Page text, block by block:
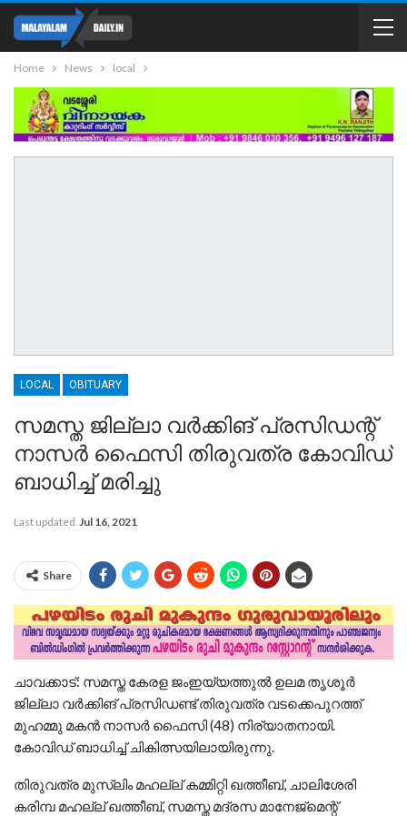
Home News local
LOCAL OBITUARY
സമസ്ത ജില്ലാ വര്‍ക്കിങ് പ്രസിഡന്റ്
നാസര്‍ ഫൈസി തിരുവത്ര കോവിഡ്
ബാധിച്ച് മരിച്ചു
Last updated Jul 16, 2021
Share
ചാവക്കാട്: സമസ്ത കേരള ജംഇയ്യത്തുൽ ഉലമ തൃശൂർ
ജില്ലാ വർക്കിങ് പ്രസിഡണ്ട്‌ തിരുവത്ര വടക്കെപുറത്ത്
മുഹമ്മു മകൻ നാസർ ഫൈസി (48) നിര്യാതനായി.
കോവിഡ് ബാധിച്ച് ചികിത്സയിലായിരുന്നു.
തിരുവത്ര മുസ്ലിം മഹല്ല് കമ്മിറ്റി ഖത്തീബ്, ചാലിശേരി
കരിമ്പ മഹല്ല് ഖത്തീബ്, സമസ്ത മദ്രസ മാനേജ്‌മെന്റ്